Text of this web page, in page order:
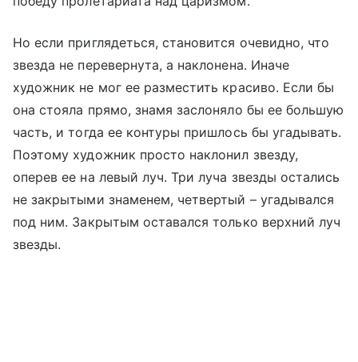
Но если приглядеться, становится очевидно, что
звезда не перевернута, а наклонена. Иначе
художник не мог ее разместить красиво. Если бы
она стояла прямо, знамя заслоняло бы ее большую
часть, и тогда ее контуры пришлось бы угадывать.
Поэтому художник просто наклонил звезду,
оперев ее на левый луч. Три луча звезды остались
не закрытыми знаменем, четвертый – угадывался
под ним. Закрытым оставался только верхний луч
звезды.